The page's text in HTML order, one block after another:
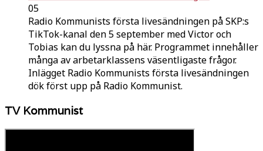
05
Radio Kommunists första livesändningen på SKP:s
TikTok-kanal den 5 september med Victor och
Tobias kan du lyssna på här. Programmet innehåller
många av arbetarklassens väsentligaste frågor.
Inlägget Radio Kommunists första livesändningen
dök först upp på Radio Kommunist.
TV Kommunist